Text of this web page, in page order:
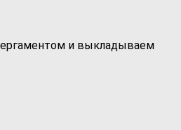
и выкладываем